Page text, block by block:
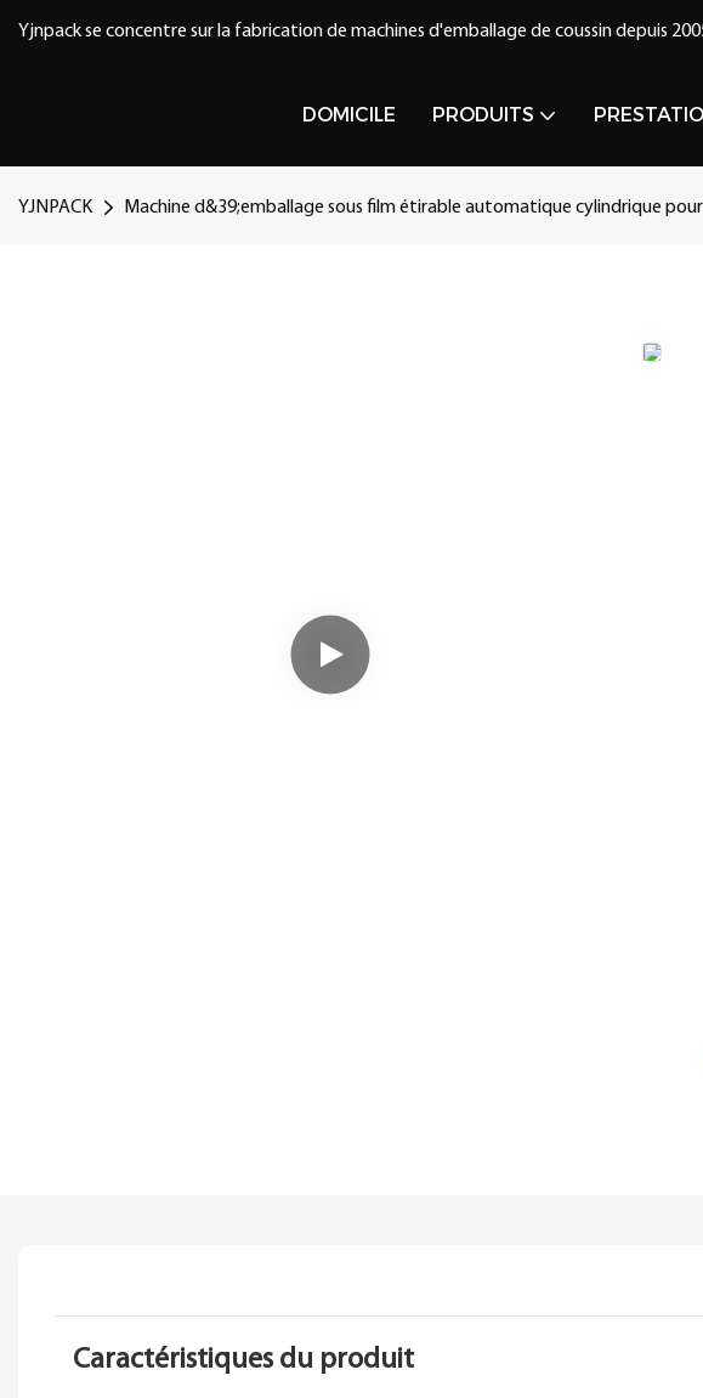
Yjnpack se concentre sur la fabrication de machines d'emballage de coussin depuis
DOMICILE PRODUITS
YJNPACK Machine d&39;emballage sous film étirable automatique cylindrique
Caractéristiques du produit